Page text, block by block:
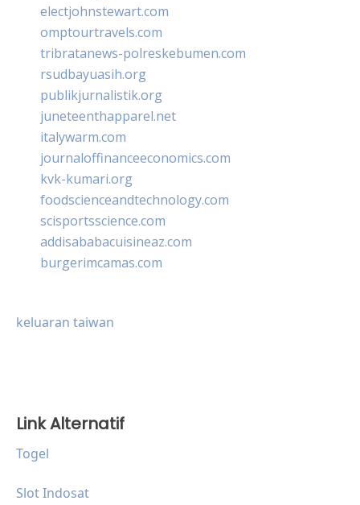
electjohnstewart.com
omptourtravels.com
tribratanews-polreskebumen.com
rsudbayuasih.org
publikjurnalistik.org
juneteenthapparel.net
italywarm.com
journaloffinanceeconomics.com
kvk-kumari.org
foodscienceandtechnology.com
scisportsscience.com
addisababacuisineaz.com
burgerimcamas.com
keluaran taiwan
Link Alternatif
Togel
Slot Indosat